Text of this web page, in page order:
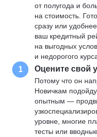
от полугода и
на стоимость.
сразу или
ваш кредитный
на выгодных
и недорогого
1 Оцените свой
Потому что он
Новичкам
опытным —
уровне, многие
тесты или